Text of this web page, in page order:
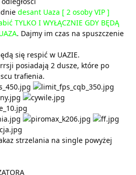
desant Uaza [ 2 osoby VIP ]
TYLKO I WYŁĄCZNIE GDY BĘDĄ
. Dajmy im czas na spuszczenie
się respić w UAZIE.
posiadają 2 dusze, które po
trafienia.
strzelania na single powyżej